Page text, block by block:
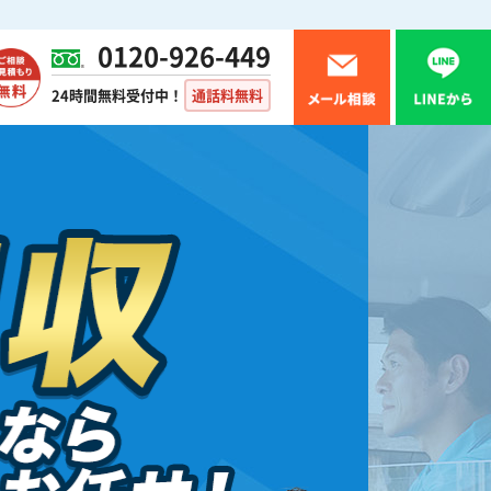
0120-926-449
24時間無料受付中！ 通話料無料